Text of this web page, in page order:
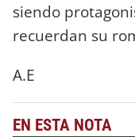
siendo
recuerdan su
A.E
EN ESTA NOTA